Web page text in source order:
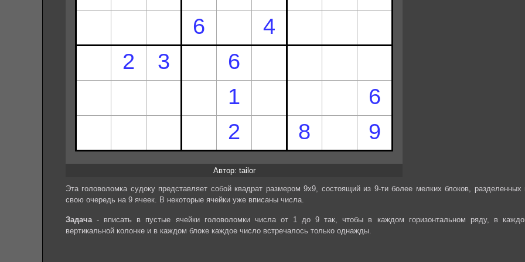
Автор: tailor
Эта головоломка судоку представляет собой квадрат размером 9х9, состоящий из 9-ти более мелких блоков, разделенных
свою очередь на 9 ячеек. В некоторые ячейки уже вписаны числа.
Задача- вписать в пустые ячейки головоломки числа от 1 до 9 так, чтобы в каждом горизонтальном ряду, в
вертикальной колонке и в каждом блоке каждое число встречалось только однажды.